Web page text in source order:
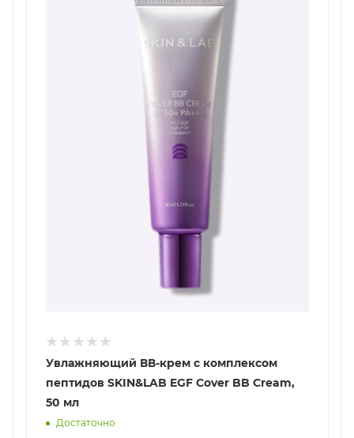
Увлажняющий ВВ-крем с комплексом
пептидов SKIN&LAB EGF Cover BB Cream,
50 мл
Достаточно